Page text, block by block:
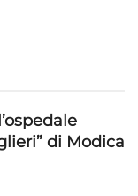
di Modica